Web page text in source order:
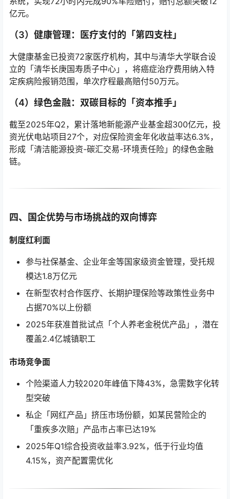
亿元。
（3）健康管理：医疗支付的「第四支柱」
大健康基金已投资72家医疗机构，其中与清华大学联合设
立的「清华长庚国寿质子中心」，将癌症治疗费用纳入特
定疾病险报销范围，单次疗程最高赔付50万元。
（4）绿色金融：双碳目标的「资本推手」
截至2025年Q2，累计落地新能源产业基金超300亿元，投
资光伏电站项目27个，对应保险资金年化收益率达6.3%，
形成「清洁能源投资-碳汇交易-环境责任险」的绿色金融
链。
四、国企优势与市场挑战的双向博弈
制度红利面
参与社保基金、企业年金等国家级资金管理，受托规
模达1.8万亿元
在新型农村合作医疗、长期护理保险等政策性业务中
占据70%以上份额
2025年获准首批试点「个人养老金税优产品」，潜在
覆盖2.4亿城镇职工
市场竞争面
个险渠道人力较2020年峰值下降43%，急需数字化转
型突破
私企「网红产品」挤压市场份额，如某民营险企的
「重疾多次赔」产品市占率已达19%
2025年Q1综合投资收益率3.92%，低于行业均值
4.15%，资产配置需优化